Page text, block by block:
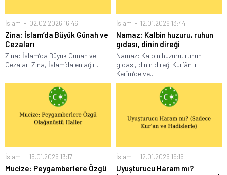
İslam 02.02.2026 16:46
Zina: İslam’da Büyük Günah ve
Cezaları
Zina: İslam’da Büyük Günah ve
Cezaları Zina, İslam’da en ağır...
İslam 12.01.2026 13:44
Namaz: Kalbin huzuru, ruhun
gıdası, dinin direği
Namaz: Kalbin huzuru, ruhun
gıdası, dinin direği Kur’ân-ı
Kerîm’de ve...
İslam 15.01.2026 13:17
Mucize: Peygamberlere Özgü
İslam 12.01.2026 19:16
Uyuşturucu Haram mı?